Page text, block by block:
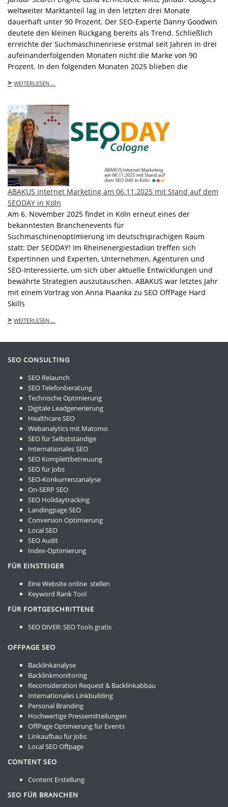
weltweiter Marktanteil lag in den letzten drei Monate
dauerhaft unter 90 Prozent. Der SEO-Experte Danny Goodwin
deutete den kleinen Rückgang bereits als Trend. Schließlich
erreichte der Suchmaschinenriese erstmal seit Jahren in drei
aufeinanderfolgenden Monaten nicht die Marke von 90
Prozent. In den folgenden Monaten 2025 blieben die
> WEITERLESEN …
ABAKUS Internet Marketing am 06.11.2025 mit Stand auf dem
SEODAY in Köln
Am 6. November 2025 findet in Köln erneut eines der
bekanntesten Branchenevents für
Suchmaschinenoptimierung im deutschsprachigen Raum
statt: Der SEODAY! Im Rheinenergiestadion treffen sich
Expertinnen und Experten, Unternehmen, Agenturen und
SEO-Interessierte, um sich über aktuelle Entwicklungen und
bewährte Strategien auszutauschen. ABAKUS war letztes Jahr
mit einem Vortrag von Anna Piaanka zu SEO OffPage Hard
Skills
> WEITERLESEN …
SEO CONSULTING
SEO Relaunch
SEO Telefonberatung
Technische Optimierung
Digitale Leadgenerierung
Healthcare SEO
Webanalytics mit Matomo
SEO für Selbstständige
Internationales SEO
SEO Komplettbetreuung
SEO für Jobs
SEO-Konkurrenzanalyse
On-SERP SEO
SEO Holidaytracking
Landingpage SEO
Conversion Optimierung
Local SEO
SEO Audit
Index-Optimierung
FÜR EINSTEIGER
Eine Website online stellen
Keyword Rank Tool
FÜR FORTGESCHRITTENE
SEO DIVER:SEO Tools gratis
OFFPAGE SEO
Backlinkanalyse
Backlinkmonitoring
Reconsideration Request & Backlinkabbau
Internationales Linkbuilding
Personal Branding
Hochwertige Pressemitteilungen
OffPage Optimierung für Events
Linkaufbau für Jobs
Local SEO Offpage
CONTENT SEO
Content Erstellung
SEO FÜR BRANCHEN